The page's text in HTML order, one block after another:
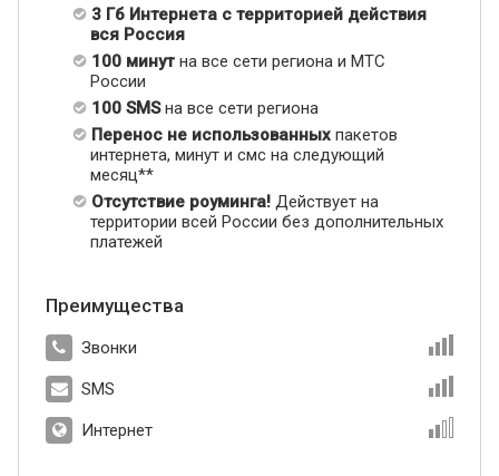
3 Гб Интернета с территорией действия
вся Россия
100 минут на все сети региона и МТС
России
100 SMSна все сети региона
Перенос не использованных пакетов
интернета, минут и смс на следующий
месяц**
Отсутствие роуминга! Действует на
территории всей России без дополнительных
платежей
Преимущества
Звонки
SMS
Интернет